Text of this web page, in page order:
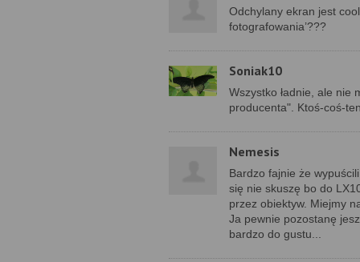
Odchylany ekran jest
fotografowania’???
Soniak10
Wszystko ładnie, ale nie
producenta". Ktoś-coś-
Nemesis
Bardzo fajnie że
się nie skuszę bo do
przez obiektyw. Miejmy
Ja pewnie pozostanę
bardzo do gustu...